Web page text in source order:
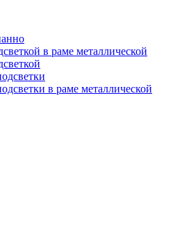
в раме металлической
в раме металлической